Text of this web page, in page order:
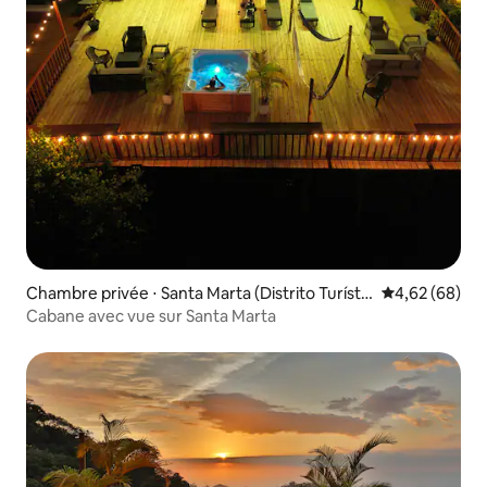
Chambre privée ⋅ Santa Marta (Distrito Turístic
o Cultural E Histórico)
Évaluation
4,62 (68)
Cabane avec vue sur Santa Marta